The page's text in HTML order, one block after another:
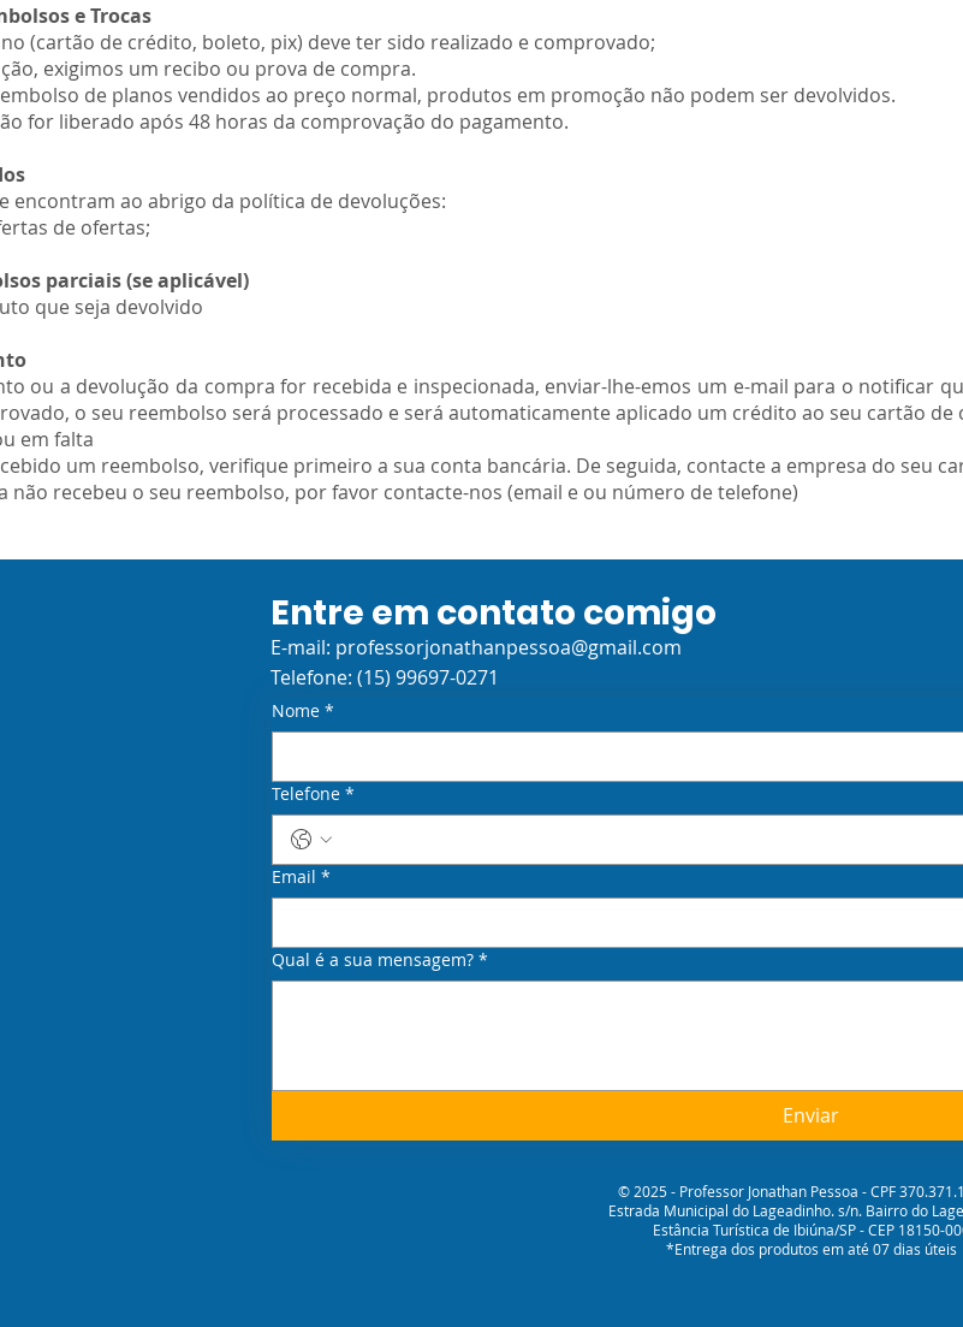
e Trocas
(cartão de crédito, boleto, pix) deve ter sido realizado e comprovado;
exigimos um recibo ou prova de compra.
de planos vendidos ao preço normal, produtos em promoção não podem ser devolvidos.
for liberado após 48 horas da comprovação do pagamento.
encontram ao abrigo da política de devoluções:
de ofertas;
parciais (se aplicável)
que seja devolvido
ou a devolução da compra for recebida e inspecionada, enviar-lhe-emos um e-mail para o notificar
o seu reembolso será processado e será automaticamente aplicado um crédito ao seu cartão
em falta
um reembolso, verifique primeiro a sua conta bancária. De seguida, contacte a empresa do
não recebeu o seu reembolso, por favor contacte-nos (email e ou número de telefone)
Entre em contato comigo
E-mail: professorjonathanpessoa@gmail.com
Telefone: (15) 99697-0271
Nome *
Telefone *
Email *
Qual é a sua mensagem? *
Enviar
© 2025 - Professor Jonathan Pessoa - CPF
Estrada Municipal do Lageadinho. s/n. Bairro do
Estância Turística de Ibiúna/SP - CEP 18150-
*Entrega dos produtos em até 07 dias úteis